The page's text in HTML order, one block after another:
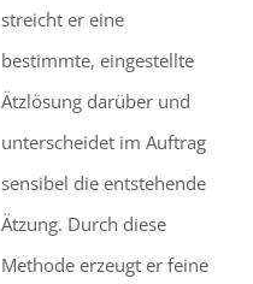
streicht er eine
bestimmte, eingestellte
Ätzlösung darüber und
unterscheidet im Auftrag
sensibel die entstehende
Ätzung. Durch diese
Methode erzeugt er feine